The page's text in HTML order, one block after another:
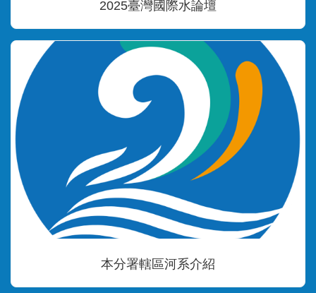
2025臺灣國際水論壇
本分署轄區河系介紹